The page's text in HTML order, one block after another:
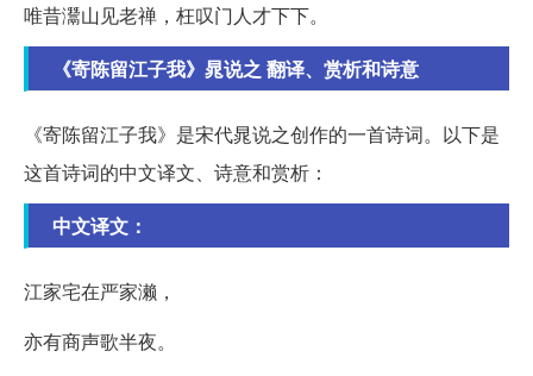
唯昔灊山见老禅，枉叹门人才下下。
《寄陈留江子我》晁说之 翻译、赏析和诗意
《寄陈留江子我》是宋代晁说之创作的一首诗词。以下是
这首诗词的中文译文、诗意和赏析：
中文译文：
江家宅在严家濑，
亦有商声歌半夜。